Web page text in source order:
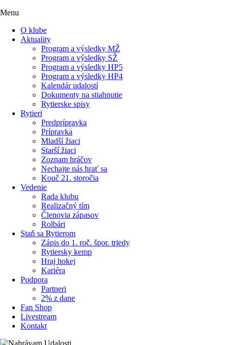
Menu
O klube
Aktuality
Program a výsledky MŽ
Program a výsledky SŽ
Program a výsledky HP5
Program a výsledky HP4
Kalendár udalostí
Dokumenty na stiahnutie
Rytierske spisy
Rytieri
Predprípravka
Prípravka
Mladší žiaci
Starší žiaci
Zoznam hráčov
Nechajte nás hrať sa
Kouč 21. storočia
Vedenie
Rada klubu
Realizačný tím
Členovia zápasov
Rolbári
Staň sa Rytierom
Zápis do 1. roč. špor. triedy
Rytiersky kemp
Hraj hokej
Kariéra
Podpora
Partneri
2% z dane
Fan Shop
Livestream
Kontakt